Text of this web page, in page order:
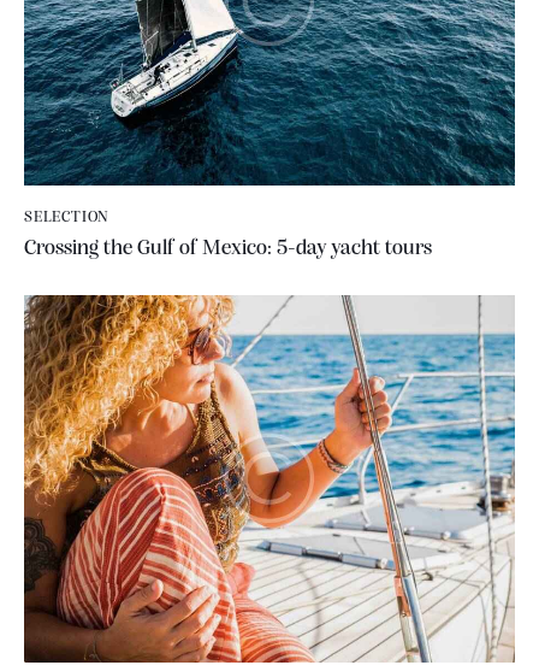
SELECTION
Crossing the Gulf of Mexico: 5-day yacht tours